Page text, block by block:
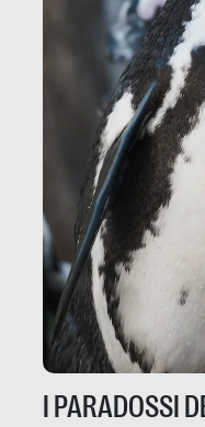
I PARADOSSI